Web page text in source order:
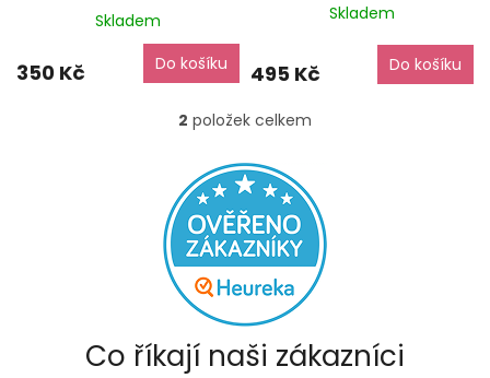
dárkové balení zdarma
hodnocení
produktu
5,0
Skladem
350 Kč Do košíku
Skladem
495 Kč Do košíku
O
l
á
d
a
c
í
p
r
v
k
2 položek celkem
Co říkají naši zákazníci